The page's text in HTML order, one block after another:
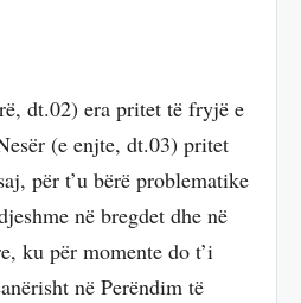
dt.02) era pritet të fryjë e
(e enjte, dt.03) pritet
për t’u bërë problematike
në bregdet dhe në
ku për momente do t’i
në Perëndim të